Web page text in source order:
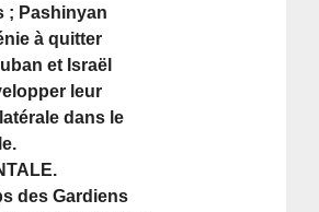
; Pashinyan
à quitter
et Israël
leur
dans le
des Gardiens